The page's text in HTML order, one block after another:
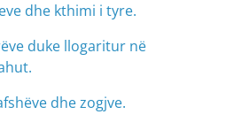
dhe kthimi i tyre.
duke llogaritur në
dhe zogjve.